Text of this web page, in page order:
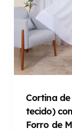
Cortina
tecido)
Forro de